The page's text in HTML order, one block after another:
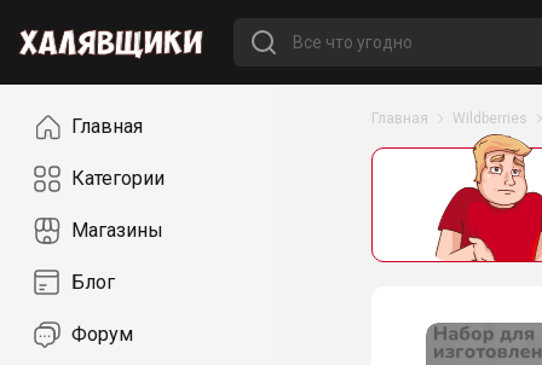
НавигацияГлавная
Категории
Магазины
Блог
Форум
Главная Wildberries